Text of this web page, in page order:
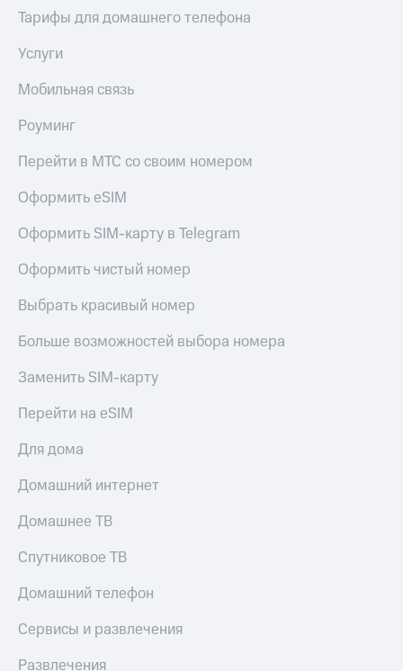
Тарифы для домашнего телефона
Услуги
Мобильная связь
Роуминг
Перейти в МТС со своим номером
Оформить eSIM
Оформить SIM-карту в Telegram
Оформить чистый номер
Выбрать красивый номер
Больше возможностей выбора номера
Заменить SIM-карту
Перейти на eSIM
Для дома
Домашний интернет
Домашнее ТВ
Спутниковое ТВ
Домашний телефон
Сервисы и развлечения
Развлечения